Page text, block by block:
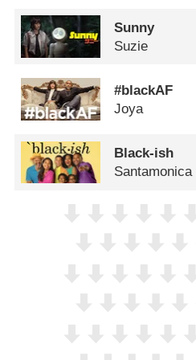
Sunny
Suzie
#blackAF
Joya
Black-ish
Santamonica